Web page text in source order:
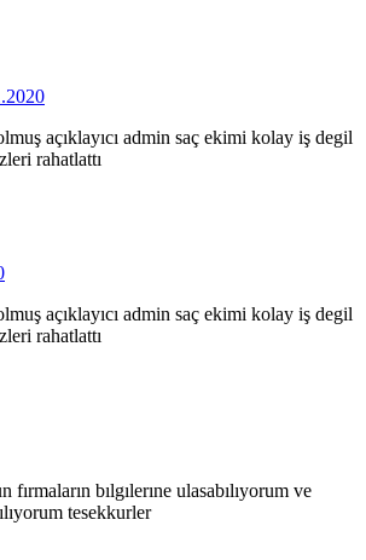
açıklayıcı admin saç ekimi kolay iş degil
rahatlattı
açıklayıcı admin saç ekimi kolay iş degil
rahatlattı
fırmaların bılgılerıne ulasabılıyorum ve
tesekkurler